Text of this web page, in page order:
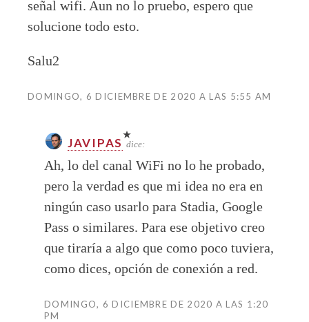
señal wifi. Aun no lo pruebo, espero que
solucione todo esto.
Salu2
DOMINGO, 6 DICIEMBRE DE 2020 A LAS 5:55 AM
JAVIPAS dice:
Ah, lo del canal WiFi no lo he probado,
pero la verdad es que mi idea no era en
ningún caso usarlo para Stadia, Google
Pass o similares. Para ese objetivo creo
que tiraría a algo que como poco tuviera,
como dices, opción de conexión a red.
DOMINGO, 6 DICIEMBRE DE 2020 A LAS 1:20
PM